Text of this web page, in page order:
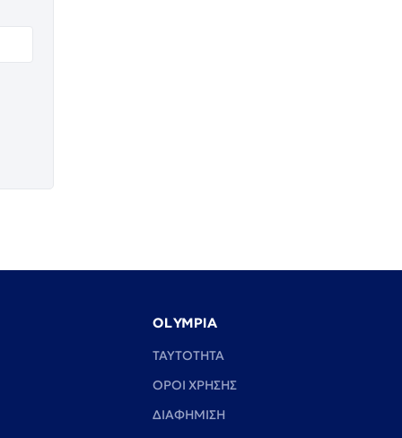
OLYMPIA
TAYTOTHTA
ΟΡΟΙ ΧΡΗΣΗΣ
ΔΙΑΦΗΜΙΣΗ